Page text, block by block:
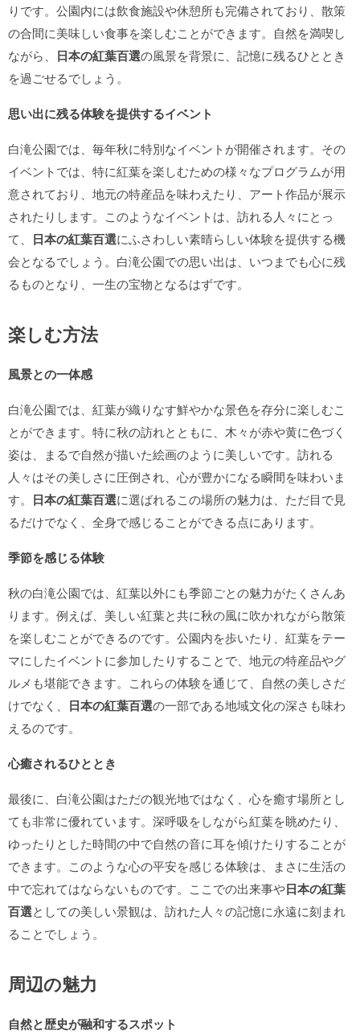
りです。公園内には飲食施設や休憩所も完備されており、散策
の合間に美味しい食事を楽しむことができます。自然を満喫し
ながら、 日本の紅葉百選の風景を背景に、記憶に残るひととき
を過ごせるでしょう。
思い出に残る体験を提供するイベント
白滝公園では、毎年秋に特別なイベントが開催されます。その
イベントでは、特に紅葉を楽しむための様々なプログラムが用
意されており、地元の特産品を味わえたり、アート作品が展示
されたりします。このようなイベントは、訪れる人々にとっ
て、 日本の紅葉百選にふさわしい素晴らしい体験を提供する機
会となるでしょう。白滝公園での思い出は、いつまでも心に残
るものとなり、一生の宝物となるはずです。
楽しむ方法
風景との一体感
白滝公園では、紅葉が織りなす鮮やかな景色を存分に楽しむこ
とができます。特に秋の訪れとともに、木々が赤や黄に色づく
姿は、まるで自然が描いた絵画のように美しいです。訪れる
人々はその美しさに圧倒され、心が豊かになる瞬間を味わいま
す。 日本の紅葉百選に選ばれるこの場所の魅力は、ただ目で見
るだけでなく、全身で感じることができる点にあります。
季節を感じる体験
秋の白滝公園では、紅葉以外にも季節ごとの魅力がたくさんあ
ります。例えば、美しい紅葉と共に秋の風に吹かれながら散策
を楽しむことができるのです。公園内を歩いたり、紅葉をテー
マにしたイベントに参加したりすることで、地元の特産品やグ
ルメも堪能できます。これらの体験を通じて、自然の美しさだ
けでなく、 日本の紅葉百選の一部である地域文化の深さも味わ
えるのです。
心癒されるひととき
最後に、白滝公園はただの観光地ではなく、心を癒す場所とし
ても非常に優れています。深呼吸をしながら紅葉を眺めたり、
ゆったりとした時間の中で自然の音に耳を傾けたりすることが
できます。このような心の平安を感じる体験は、まさに生活の
中で忘れてはならないものです。ここでの出来事や日本の紅葉
百選としての美しい景観は、訪れた人々の記憶に永遠に刻まれ
ることでしょう。
周辺の魅力
自然と歴史が融和するスポット